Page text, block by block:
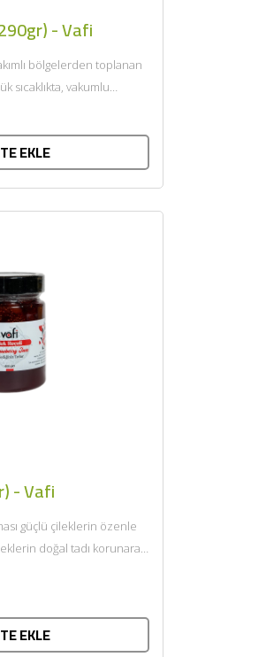
- Vafi
bölgelerden toplanan
sıcaklıkta, vakumlu
EKLE
- Vafi
güçlü çileklerin özenle
doğal tadı korunarak
EKLE